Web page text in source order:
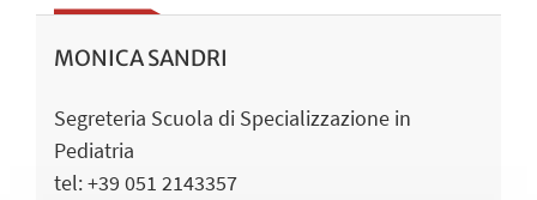
MONICA SANDRI
Segreteria Scuola di Specializzazione in
Pediatria
tel: +39 051 2143357